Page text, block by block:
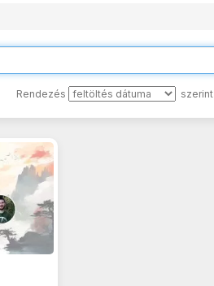
Rendezés szerint